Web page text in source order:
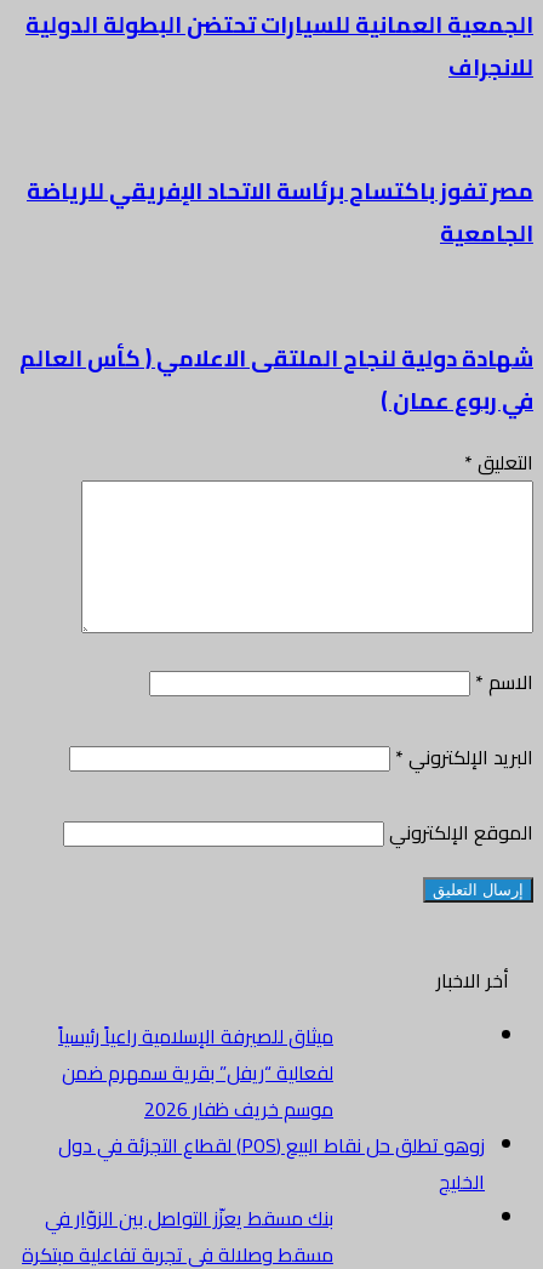
الجمعية العمانية للسيارات تحتضن البطولة الدولية
للانجراف
مصر تفوز باكتساح برئاسة الاتحاد الإفريقي للرياضة
الجامعية
شهادة دولية لنجاح الملتقى الاعلامي ( كأس العالم
في ربوع عمان )
التعليق*
الاسم*
البريد الإلكتروني*
الموقع الإلكتروني
أخر الاخبار
ميثاق للصيرفة الإسلامية راعياً رئيسياً
لفعالية “ريفل” بقرية سمهرم ضمن
موسم خريف ظفار 2026
زوهو تطلق حل نقاط البيع (POS) لقطاع التجزئة في دول
الخليج
بنك مسقط يعزّز التواصل بين الزوّار في
مسقط وصلالة في تجربة تفاعلية مبتكرة